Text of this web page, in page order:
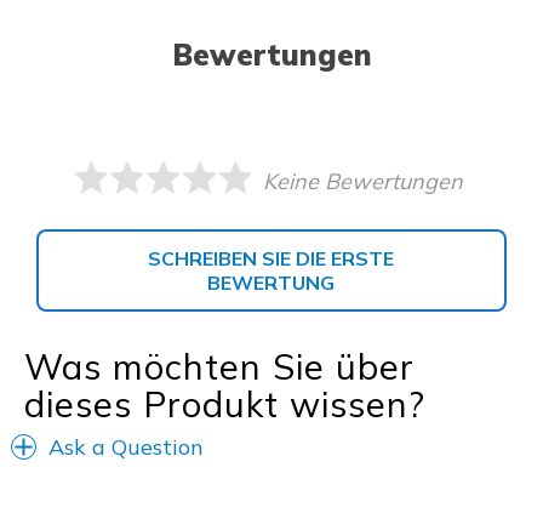
Bewertungen
Keine Bewertungen
SCHREIBEN SIE DIE ERSTE
BEWERTUNG
Was möchten Sie über
dieses Produkt wissen?
Ask a Question